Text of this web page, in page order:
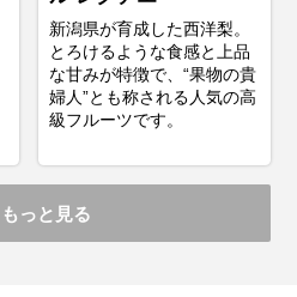
新潟県が育成した西洋梨。
とろけるような食感と上品
な甘みが特徴で、“果物の貴
婦人”とも称される人気の高
級フルーツです。
もっと見る